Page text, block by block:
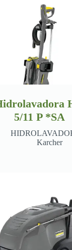
5/11 P *SA
Karcher